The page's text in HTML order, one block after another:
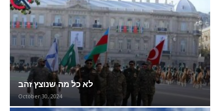
לא כל מה שנוצץ זהב
October 30, 2024